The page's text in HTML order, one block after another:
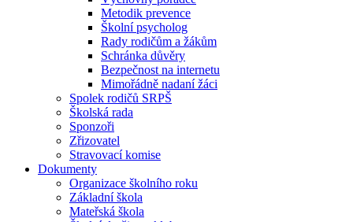
Metodik prevence
Školní psycholog
Rady rodičům a žákům
Schránka důvěry
Bezpečnost na internetu
Mimořádně nadaní žáci
Spolek rodičů SRPŠ
Školská rada
Sponzoři
Zřizovatel
Stravovací komise
Dokumenty
Organizace školního roku
Základní škola
Mateřská škola